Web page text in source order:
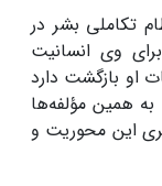
تکاملی بشر در
وی انسانیت
او بازگشت دارد
به همین مؤلفه‌ها
این محوریت و